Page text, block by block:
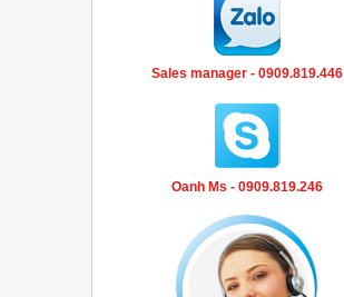
Sales manager - 0909.819.446
Oanh Ms - 0909.819.246